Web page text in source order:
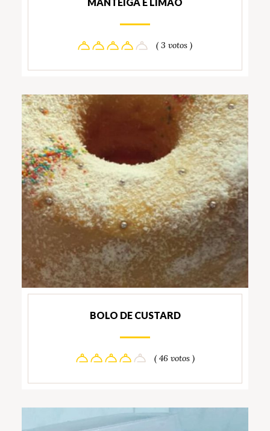
MANTEIGA E LIMÃO
( 3 votos )
BOLO DE CUSTARD
( 46 votos )